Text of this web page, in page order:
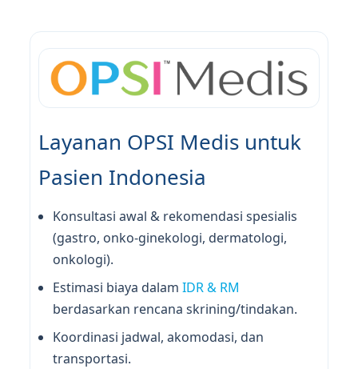
Layanan OPSI Medis untuk
Pasien Indonesia
Konsultasi awal & rekomendasi spesialis
(gastro, onko-ginekologi, dermatologi,
onkologi).
Estimasi biaya dalam IDR & RM
berdasarkan rencana skrining/tindakan.
Koordinasi jadwal, akomodasi, dan
transportasi.